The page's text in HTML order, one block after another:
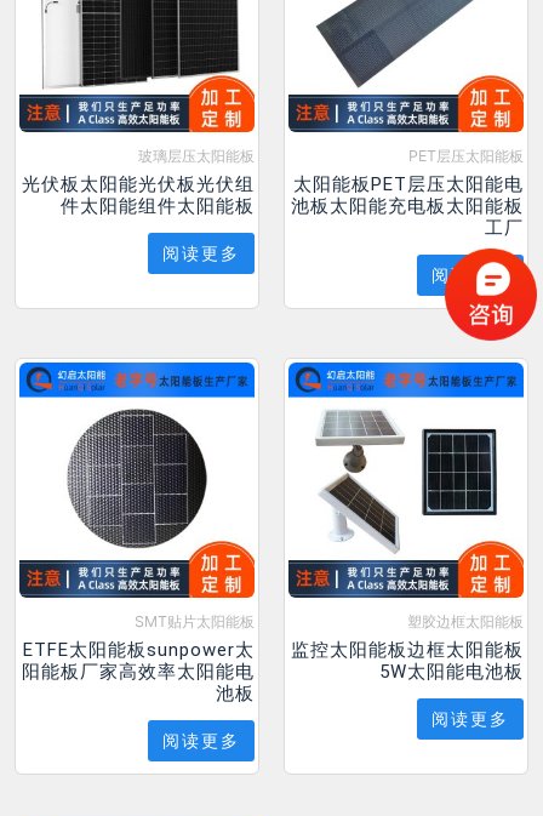
玻璃层压太阳能板
光伏板太阳能光伏板光伏组
件太阳能组件太阳能板
阅读更多
PET层压太阳能板
太阳能板PET层压太阳能电
池板太阳能充电板太阳能板
工厂
阅读更多
SMT贴片太阳能板
ETFE太阳能板sunpower太
阳能板厂家高效率太阳能电
池板
阅读更多
塑胶边框太阳能板
监控太阳能板边框太阳能板
5W太阳能电池板
阅读更多